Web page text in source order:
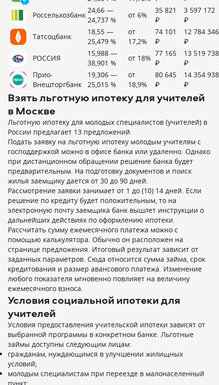
Россельхозбанк
24,66 —
24,737 %
от 6%
35 821
₽
3 597 172
₽
Татсоцбанк
18,55 —
25,479 %
от
17,2%
74 101
₽
12 784 346
₽
РОССИЯ
15,988 —
38,901 %
от 18%
77 165
₽
13 519 738
₽
Прио-
Внешторгбанк
19,306 —
25,015 %
от
18,9%
80 645
₽
14 354 938
₽
Взять льготную ипотеку для учителей
в Москве
Льготную ипотеку для молодых специалистов (учителей) в
России предлагает 13 предложений.
Подать заявку на льготную ипотеку молодым учителям с
господдержкой можно в офисе банка или удаленно. Однако
при дистанционном обращении решение банка будет
предварительным. На подготовку документов и поиск
жилья заемщику дается от 30 до 90 дней.
Рассмотрение заявки занимает от 1 до (10) 14 дней. Если
решение по кредиту будет положительным, то на
электронную почту заемщика банк вышлет инструкции о
дальнейших действиях по оформлению ипотеки.
Рассчитать сумму ежемесячного платежа можно с
помощью калькулятора. Обычно он расположен на
странице предложения. Итоговый результат зависит от
заданных параметров. Сюда относится сумма займа, срок
кредитования и размер авансового платежа. Изменение
любого показателя мгновенно повлияет на величину
ежемесячного взноса.
Условия социальной ипотеки для
учителей
Условия предоставления учительской ипотеки зависят от
выбранной программы в конкретном банке. Льготные
займы доступны следующим лицам:
гражданам, нуждающимся в улучшении жилищных
условий;
молодым специалистам при переезде в малонаселенный